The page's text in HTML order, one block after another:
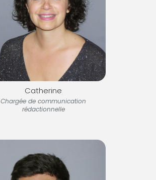
Catherine
Chargée de communication
rédactionnelle